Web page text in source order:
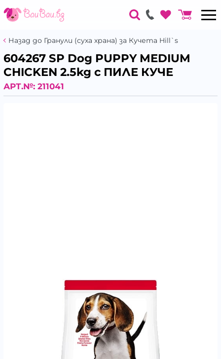
Назад до Гранули (суха храна) за Кучета Hill`s
604267 SP Dog PUPPY MEDIUM
CHICKEN 2.5kg с ПИЛЕ КУЧЕ
АРТ.№: 211041